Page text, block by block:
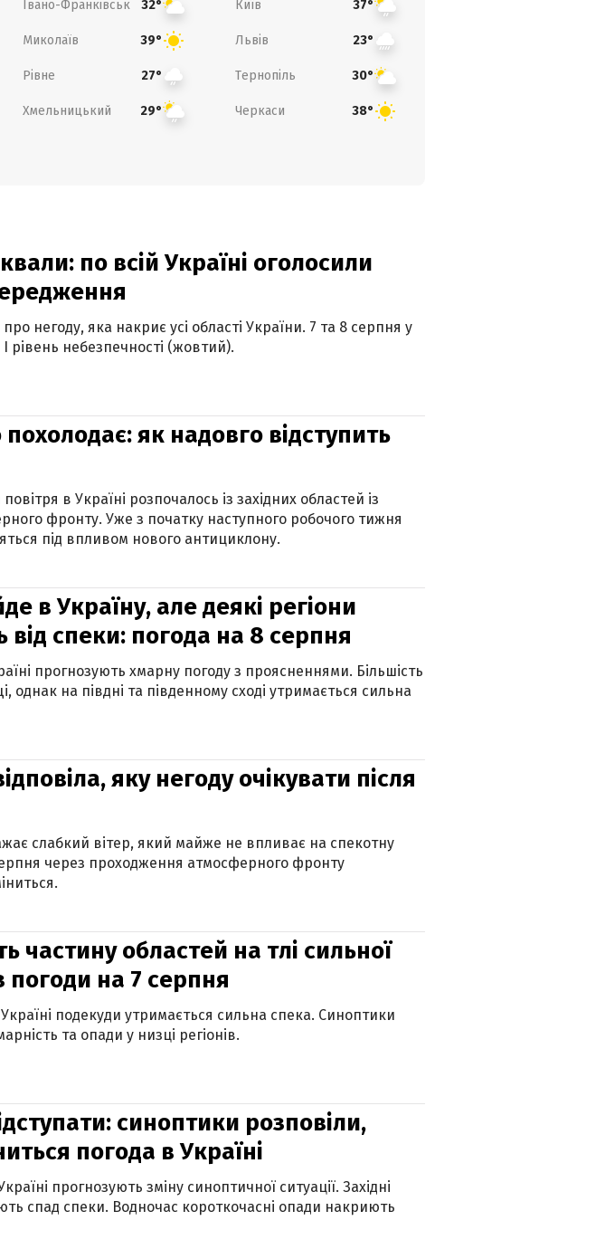
Івано-Франківськ 32° Київ 37°
Миколаїв 39° Львів 23°
Рівне 27° Тернопіль 30°
Хмельницький 29° Черкаси 38°
по всій Україні оголосили
негоду, яка накриє усі області України. 7 та 8 серпня у
І рівень небезпечності (жовтий).
як надовго відступить
в Україні розпочалось із західних областей із
фронту. Уже з початку наступного робочого тижня
під впливом нового антициклону.
в Україну, але деякі регіони
від спеки: погода на 8 серпня
прогнозують хмарну погоду з проясненнями. Більшість
однак на півдні та південному сході утримається сильна
яку негоду очікувати після
слабкий вітер, який майже не впливає на спекотну
через проходження атмосферного фронту
частину областей на тлі сильної
погоди на 7 серпня
подекуди утримається сильна спека. Синоптики
та опади у низці регіонів.
синоптики розповіли,
погода в Україні
прогнозують зміну синоптичної ситуації. Західні
спад спеки. Водночас короткочасні опади накриють